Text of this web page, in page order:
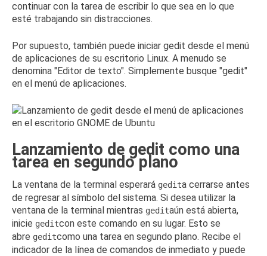
continuar con la tarea de escribir lo que sea en lo que
esté trabajando sin distracciones.
Por supuesto, también puede iniciar gedit desde el menú
de aplicaciones de su escritorio Linux. A menudo se
denomina "Editor de texto". Simplemente busque "gedit"
en el menú de aplicaciones.
Lanzamiento de gedit como una
tarea en segundo plano
La ventana de la terminal esperará gedita cerrarse antes
de regresar al símbolo del sistema. Si desea utilizar la
ventana de la terminal mientras geditaún está abierta,
inicie geditcon este comando en su lugar. Esto se
abre geditcomo una tarea en segundo plano. Recibe el
indicador de la línea de comandos de inmediato y puede